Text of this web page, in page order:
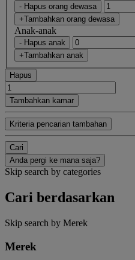
- Hapus orang dewasa
+Tambahkan orang dewasa
Anak-anak
- Hapus anak
+Tambahkan anak
Hapus
Tambahkan kamar
Kriteria pencarian tambahan
Cari
Anda pergi ke mana saja?
Skip search by categories
Cari berdasarkan
Skip search by Merek
Merek